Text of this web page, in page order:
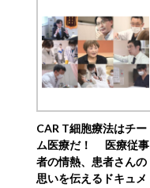
CAR T細胞療法はチー
ム医療だ！ 医療従事
者の情熱、患者さんの
思いを伝えるドキュメ